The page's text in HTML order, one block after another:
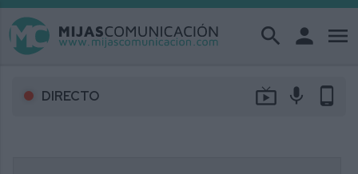
search person menu
DIRECTO live_tv mic phone_android